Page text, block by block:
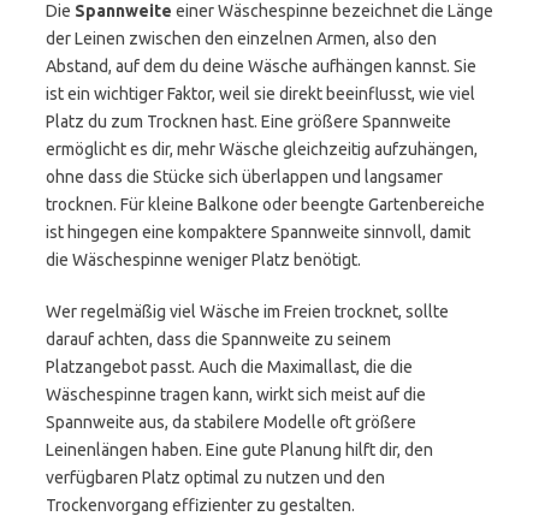
Die Spannweite einer Wäschespinne bezeichnet die Länge
der Leinen zwischen den einzelnen Armen, also den
Abstand, auf dem du deine Wäsche aufhängen kannst. Sie
ist ein wichtiger Faktor, weil sie direkt beeinflusst, wie viel
Platz du zum Trocknen hast. Eine größere Spannweite
ermöglicht es dir, mehr Wäsche gleichzeitig aufzuhängen,
ohne dass die Stücke sich überlappen und langsamer
trocknen. Für kleine Balkone oder beengte Gartenbereiche
ist hingegen eine kompaktere Spannweite sinnvoll, damit
die Wäschespinne weniger Platz benötigt.
Wer regelmäßig viel Wäsche im Freien trocknet, sollte
darauf achten, dass die Spannweite zu seinem
Platzangebot passt. Auch die Maximallast, die die
Wäschespinne tragen kann, wirkt sich meist auf die
Spannweite aus, da stabilere Modelle oft größere
Leinenlängen haben. Eine gute Planung hilft dir, den
verfügbaren Platz optimal zu nutzen und den
Trockenvorgang effizienter zu gestalten.